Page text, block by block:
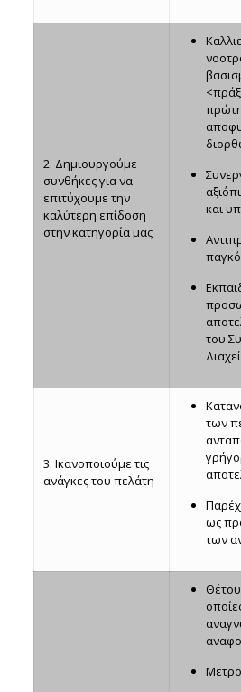
2. Δημιουργούμε
συνθήκες για να
επιτύχουμε την
καλύτερη επίδοση
στην κατηγορία μας
και
του
3. Ικανοποιούμε τις
ανάγκες του πελάτη
των
ως
των